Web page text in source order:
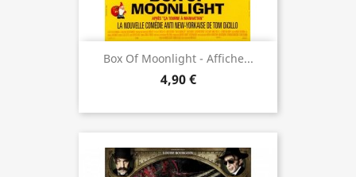
Box Of Moonlight - Affiche...
4,90 €